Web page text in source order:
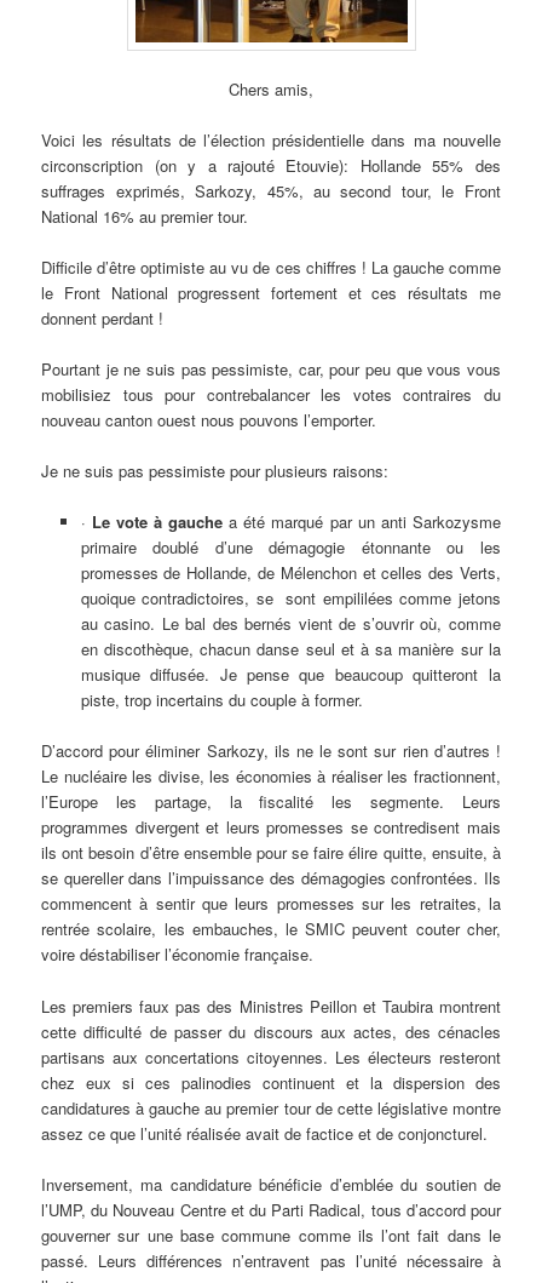
Chers amis,
Voici les résultats de l’élection présidentielle dans ma nouvelle
circonscription (on y a rajouté Etouvie): Hollande 55% des
suffrages exprimés, Sarkozy, 45%, au second tour, le Front
National 16% au premier tour.
Difficile d’être optimiste au vu de ces chiffres ! La gauche comme
le Front National progressent fortement et ces résultats me
donnent perdant !
Pourtant je ne suis pas pessimiste, car, pour peu que vous vous
mobilisiez tous pour contrebalancer les votes contraires du
nouveau canton ouest nous pouvons l’emporter.
Je ne suis pas pessimiste pour plusieurs raisons:
· Le vote à gauche a été marqué par un anti Sarkozysme
primaire doublé d’une démagogie étonnante ou les
promesses de Hollande, de Mélenchon et celles des Verts,
quoique contradictoires, se sont empililées comme jetons
au casino. Le bal des bernés vient de s’ouvrir où, comme
en discothèque, chacun danse seul et à sa manière sur la
musique diffusée. Je pense que beaucoup quitteront la
piste, trop incertains du couple à former.
D’accord pour éliminer Sarkozy, ils ne le sont sur rien d’autres !
Le nucléaire les divise, les économies à réaliser les fractionnent,
l’Europe les partage, la fiscalité les segmente. Leurs
programmes divergent et leurs promesses se contredisent mais
ils ont besoin d’être ensemble pour se faire élire quitte, ensuite, à
se quereller dans l’impuissance des démagogies confrontées. Ils
commencent à sentir que leurs promesses sur les retraites, la
rentrée scolaire, les embauches, le SMIC peuvent couter cher,
voire déstabiliser l’économie française.
Les premiers faux pas des Ministres Peillon et Taubira montrent
cette difficulté de passer du discours aux actes, des cénacles
partisans aux concertations citoyennes. Les électeurs resteront
chez eux si ces palinodies continuent et la dispersion des
candidatures à gauche au premier tour de cette législative montre
assez ce que l’unité réalisée avait de factice et de conjoncturel.
Inversement, ma candidature bénéficie d’emblée du soutien de
l’UMP, du Nouveau Centre et du Parti Radical, tous d’accord pour
gouverner sur une base commune comme ils l’ont fait dans le
passé. Leurs différences n’entravent pas l’unité nécessaire à